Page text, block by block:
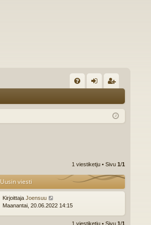
K au ist
1 viestiketju • Sivu 1/1
Uusin viesti
Kirjoittaja Joensuu
Maanantai, 20.06.2022 14:15
1 viestiketju • Sivu 1 /1